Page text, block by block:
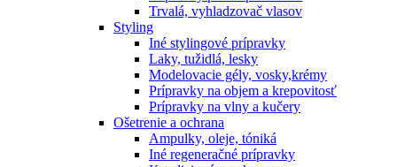
Trvalá, vyhladzovač vlasov
Styling
Iné stylingové prípravky
Laky, tužidlá, lesky
Modelovacie gély, vosky,krémy
Prípravky na objem a krepovitosť
Prípravky na vlny a kučery
Ošetrenie a ochrana
Ampulky, oleje, tóniká
Iné regeneračné prípravky